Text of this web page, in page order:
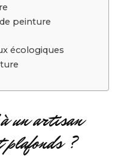
peinture
écologiques
un artisan
plafonds ?